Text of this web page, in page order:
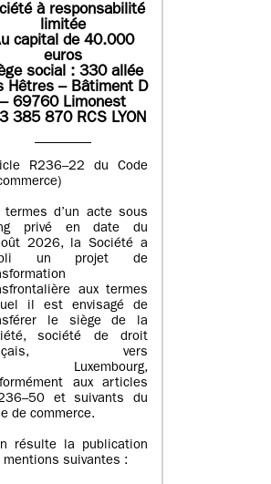
à responsabilité
limitée
capital de 40.000
euros
social : 330 allée
Hêtres – Bâtiment D
– 69760 Limonest
385 870 RCS LYON
R236–22 du Code
termes d’un acte sous
privé en date du
2026, la Société a
un projet de
aux termes
il est envisagé de
le siège de la
société de droit
vers
Luxembourg,
aux articles
et suivants du
de commerce.
résulte la publication
mentions suivantes :